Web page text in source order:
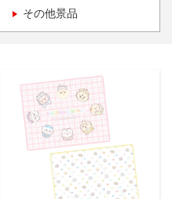
その他景品